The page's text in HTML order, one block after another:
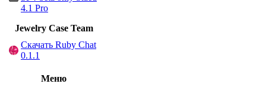
4.1 Pro
Jewelry Сase Team
Скачать Ruby Chat
0.1.1
Меню